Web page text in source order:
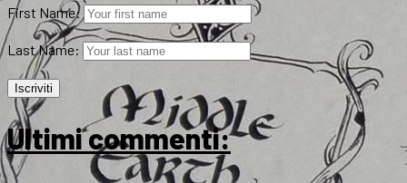
First Name:
Last Name:
Ultimi commenti: